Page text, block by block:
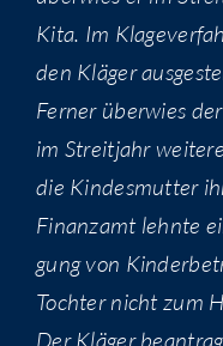
Kita. Im
den Klä­ger
Fer­ner über­wies
im Streit­jahr
die Kin­des­mut­ter
Finanz­amt lehn­te
gung von
Toch­ter nicht zum
Der Klä­ger